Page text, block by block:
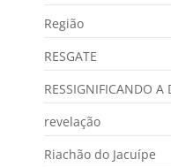
Região
RESGATE
RESSIGNIFICANDO A
revelação
Riachão do Jacuípe